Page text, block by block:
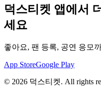
덕스티켓 앱에서
세요
좋아요, 팬 등록, 공연 응모
App StoreGoogle Play
© 2026 덕스티켓. All rights